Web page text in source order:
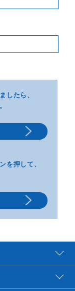
したら、
を押して、